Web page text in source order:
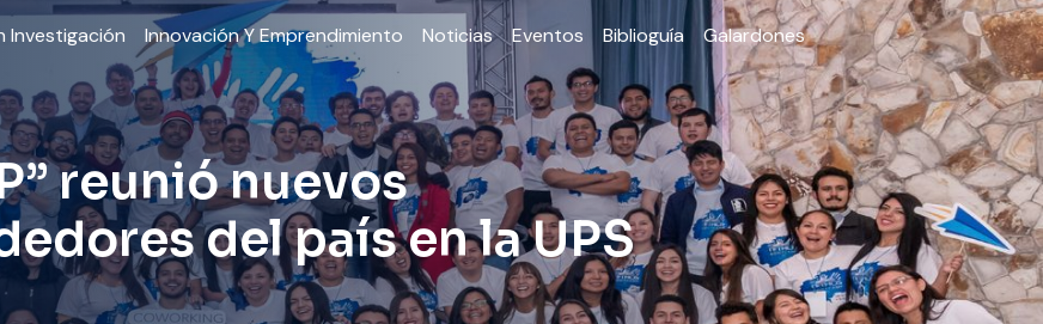
Investigación Innovación Y Emprendimiento Noticias Eventos Biblioguía Galardones
reunió nuevos
del país en la UPS